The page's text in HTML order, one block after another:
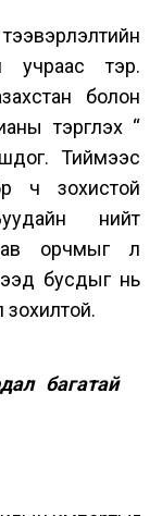
учраас тэр.
болон
тэргүүлэх “
Тиймээс
ч зохистой
нийт
орчмыг л
бусдыг нь
зохилтой.
багатай